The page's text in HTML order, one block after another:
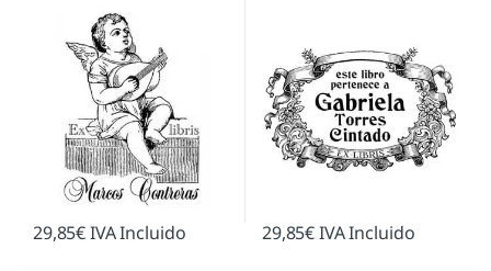
29,85€IVA Incluido 29,85€IVA Incluido